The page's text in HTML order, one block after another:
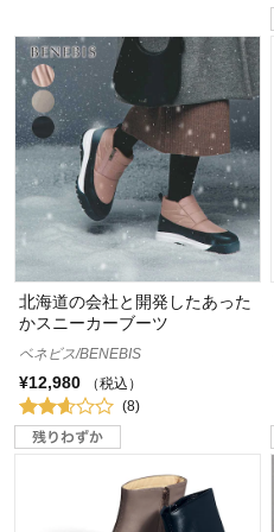
北海道の会社と開発したあった
かスニーカーブーツ
ベネビス/BENEBIS
¥12,980
（税込）
(8)